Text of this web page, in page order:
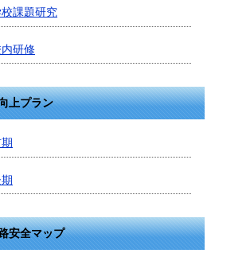
課題研究
研修
上プラン
安全マップ